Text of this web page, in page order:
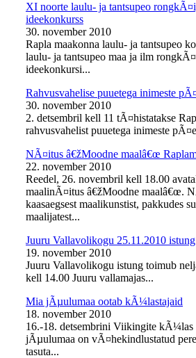
XI noorte laulu- ja tantsupeo
ideekonkurss
30. november 2010
Rapla maakonna laulu- ja tantsupeo
laulu- ja tantsupeo maa ja ilm
ideekonkursi...
Rahvusvahelise puuetega inimeste
30. november 2010
2. detsembril kell 11 tÃ¤histatakse
rahvusvahelist puuetega inimeste
NÃ¤itus â€žMoodne maalâ€œ
22. november 2010
Reedel, 26. novembril kell 18.00
maalinÃ¤itus â€žMoodne maalâ€œ.
kaasaegsest maalikunstist, pakkudes
maalijatest...
Juuru Vallavolikogu 25.11.2010 istung
19. november 2010
Juuru Vallavolikogu istung toimub
kell 14.00 Juuru vallamajas...
Mia jÃµulumaa ootab kÃ¼lastajaid
18. november 2010
16.-18. detsembrini Viikingite
jÃµulumaa on vÃ¤hekindlustatud
tasuta...